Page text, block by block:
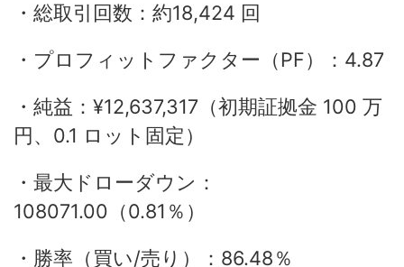
・総取引回数：約18,424 回
・プロフィットファクター（PF）：4.87
・純益：¥12,637,317（初期証拠金 100 万
円、0.1 ロット固定）
・最大ドローダウン：
108071.00（0.81％）
・勝率（買い/売り）：86.48％